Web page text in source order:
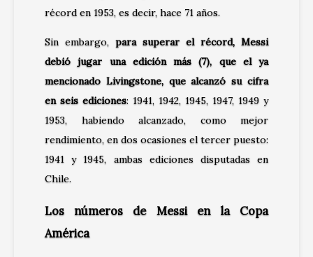
récord en 1953, es decir, hace 71 años.
Sin embargo, para superar el récord, Messi
debió jugar una edición más (7), que el ya
mencionado Livingstone, que alcanzó su cifra
en seis ediciones: 1941, 1942, 1945, 1947, 1949 y
1953, habiendo alcanzado, como mejor
rendimiento, en dos ocasiones el tercer puesto:
1941 y 1945, ambas ediciones disputadas en
Chile.
Los números de Messi en la Copa
América